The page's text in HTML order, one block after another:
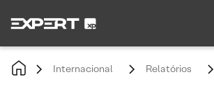
Internacional Relatórios